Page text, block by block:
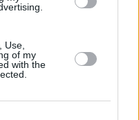
Use,
of my
with the